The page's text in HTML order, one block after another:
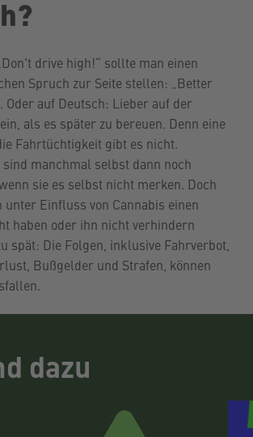
drive high!“ sollte man einen
Spruch zur Seite stellen: „Better
Oder auf Deutsch: Lieber auf der
als es später zu bereuen. Denn eine
Fahrtüchtigkeit gibt es nicht.
sind manchmal selbst dann noch
sie es selbst nicht merken. Doch
unter Einfluss von Cannabis einen
haben oder ihn nicht verhindern
spät: Die Folgen, inklusive Fahrverbot,
Bußgelder und Strafen, können
dazu